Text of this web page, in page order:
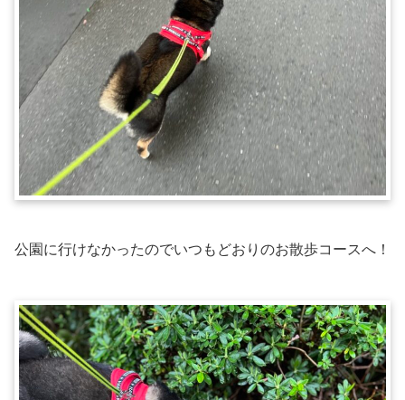
公園に行けなかったのでいつもどおりのお散歩コースへ！